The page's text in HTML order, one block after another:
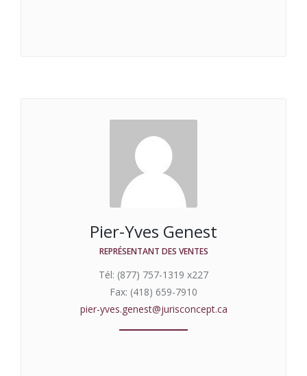
Pier-Yves Genest
REPRÉSENTANT DES VENTES
Tél: (877) 757-1319 x227
Fax: (418) 659-7910
pier-yves.genest@jurisconcept.ca